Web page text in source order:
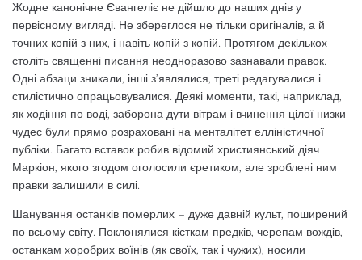
Жодне канонічне Євангеліє не дійшло до наших днів у
первісному вигляді. Не збереглося не тільки оригіналів, а й
точних копій з них, і навіть копій з копій. Протягом декількох
століть священні писання неодноразово зазнавали правок.
Одні абзаци зникали, інші з’являлися, треті редагувалися і
стилістично опрацьовувалися. Деякі моменти, такі, наприклад,
як ходіння по воді, заборона дути вітрам і вчинення цілої низки
чудес були прямо розраховані на менталітет елліністичної
публіки. Багато вставок робив відомий християнський діяч
Маркіон, якого згодом оголосили єретиком, але зроблені ним
правки залишили в силі.
Шанування останків померлих – дуже давній культ, поширений
по всьому світу. Поклонялися кісткам предків, черепам вождів,
останкам хоробрих воїнів (як своїх, так і чужих), носили